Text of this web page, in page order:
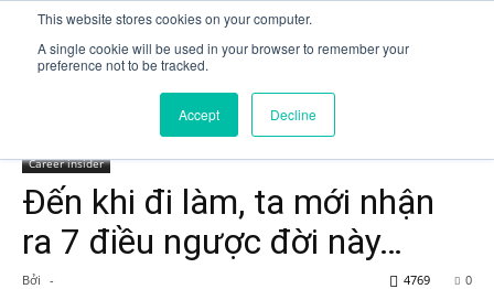
This website stores cookies on your computer.
A single cookie will be used in your browser to remember your
preference not to be tracked.
Accept Decline
Career insider
Đến khi đi làm, ta mới nhận
ra 7 điều ngược đời này…
Bởi - 0
4769